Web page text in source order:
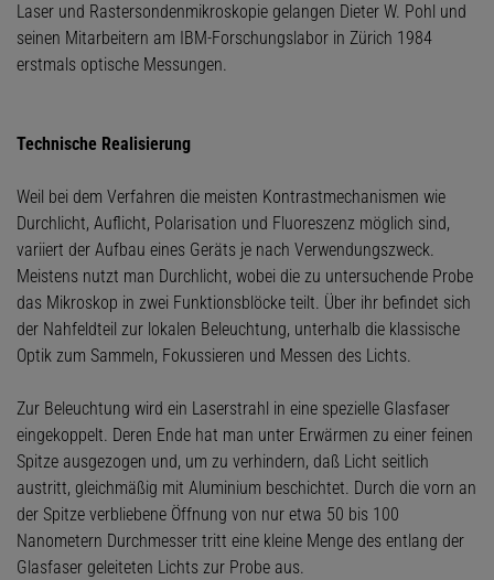
Laser und Rastersondenmikroskopie gelangen Dieter W. Pohl und
seinen Mitarbeitern am IBM-Forschungslabor in Zürich 1984
erstmals optische Messungen.
Technische Realisierung
Weil bei dem Verfahren die meisten Kontrastmechanismen wie
Durchlicht, Auflicht, Polarisation und Fluoreszenz möglich sind,
variiert der Aufbau eines Geräts je nach Verwendungszweck.
Meistens nutzt man Durchlicht, wobei die zu untersuchende Probe
das Mikroskop in zwei Funktionsblöcke teilt. Über ihr befindet sich
der Nahfeldteil zur lokalen Beleuchtung, unterhalb die klassische
Optik zum Sammeln, Fokussieren und Messen des Lichts.
Zur Beleuchtung wird ein Laserstrahl in eine spezielle Glasfaser
eingekoppelt. Deren Ende hat man unter Erwärmen zu einer feinen
Spitze ausgezogen und, um zu verhindern, daß Licht seitlich
austritt, gleichmäßig mit Aluminium beschichtet. Durch die vorn an
der Spitze verbliebene Öffnung von nur etwa 50 bis 100
Nanometern Durchmesser tritt eine kleine Menge des entlang der
Glasfaser geleiteten Lichts zur Probe aus.